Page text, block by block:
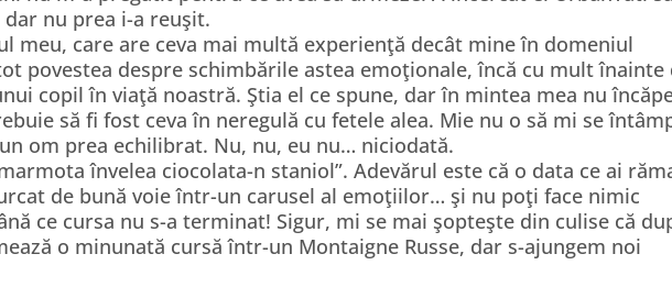
nu prea i-a reuşit.
meu, care are ceva mai multă experienţă decât mine în domeniul
povestea despre schimbările astea emoţionale, încă cu mult înainte
copil în viaţă noastră. Ştia el ce spune, dar în mintea mea nu
să fi fost ceva în neregulă cu fetele alea. Mie nu o să mi se
om prea echilibrat. Nu, nu, eu nu… niciodată.
învelea ciocolata-n staniol”. Adevărul este că o data ce ai
de bună voie într-un carusel al emoţiilor… şi nu poţi face nimic
ce cursa nu s-a terminat! Sigur, mi se mai şopteşte din culise că
o minunată cursă într-un Montaigne Russe, dar s-ajungem noi